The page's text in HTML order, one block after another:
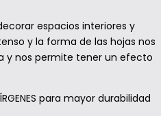
espacios interiores y
y la forma de las hojas nos
y nos permite tener un efecto
para mayor durabilidad